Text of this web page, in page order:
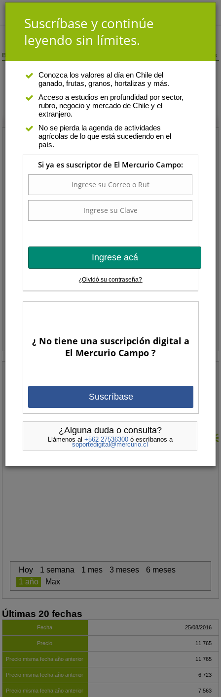
Berenjena / Central Lo Valledor / Sin Especificar-Primera / $/caja 60 unidades
Berenjena - Central Lo
Valledor
Central Lo Valledor
Sin Especificar-Primera
Unidad de Comercialización :
Precio Minimo ($):
Hoy 1 semana 1 mes 3 meses
6 meses
1 año
Max
Últimas 20 fechas
25/08/2016
11.765
11.765
6.723
7.563
Suscríbase y continúe
leyendo sin límites.
Conozca los valores al día en Chile del
ganado, frutas, granos, hortalizas y más.
Acceso a estudios en profundidad por sector,
rubro, negocio y mercado de Chile y el
extranjero.
No se pierda la agenda de actividades
agrícolas de lo que está sucediendo en el
país.
Si ya es suscriptor de El Mercurio Campo:
Ingrese acá
¿Olvidó su contraseña?
¿ No tiene una suscripción digital a
El Mercurio Campo ?
Suscríbase
¿Alguna duda o consulta?
Llámenos al +562 27536300ó escríbanos a
soportedigital@mercurio.cl